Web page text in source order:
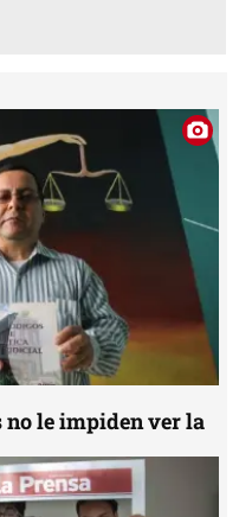
no le impiden ver la